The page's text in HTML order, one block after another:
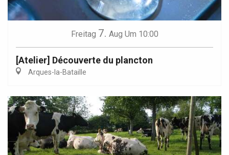
Freitag 7. Aug Um 10:00
[Atelier] Découverte du plancton
Arques-la-Bataille